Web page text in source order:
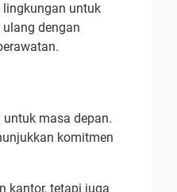
lingkungan untuk
dengan
masa depan.
komitmen
kantor, tetapi juga